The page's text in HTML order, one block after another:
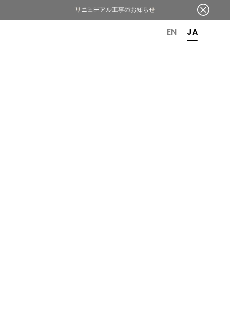
EN JA
リニューアル工事のお知らせ
OR 6TH ANNIVERSARY